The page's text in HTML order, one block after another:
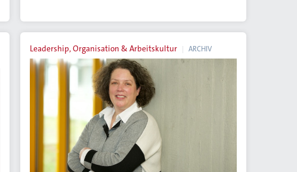
Leadership, Organisation & Arbeitskultur ARCHIV